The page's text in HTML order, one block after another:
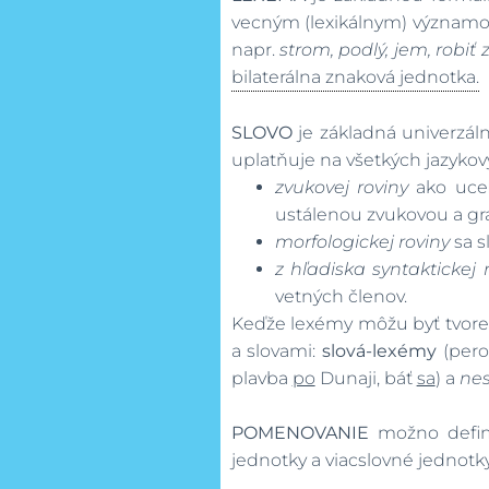
vecným (lexikálnym)
napr.strom, podlý, jem, robiť
bilaterálna znaková jednotka.
SLOVOje základná
uplatňuje na všetkých
zvukovej rovinyako
ustálenou zvukovou a
morfologickej rovinysa
z hľadiska syntaktickej
vetných členov.
Keďže lexémy môžu byť
a slovami:slová-lexémy
plavba po Dunaji, báť sa) a
POMENOVANIE možno
jednotky a viacslovné